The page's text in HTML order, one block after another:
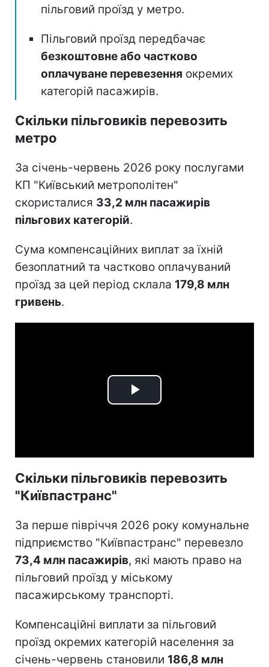
пільговий проїзд у метро.
Пільговий проїзд передбачає
безкоштовне або частково
оплачуване перевезення окремих
категорій пасажирів.
Скільки пільговиків перевозить
метро
За січень-червень 2026 року послугами
КП "Київський метрополітен"
скористалися 33,2 млн пасажирів
пільгових категорій.
Сума компенсаційних виплат за їхній
безоплатний та частково оплачуваний
проїзд за цей період склала 179,8 млн
гривень.
Play
Скільки пільговиків перевозить
"Київпастранс"
За перше півріччя 2026 року комунальне
підприємство "Київпастранс" перевезло
73,4 млн пасажирів, які мають право на
пільговий проїзд у міському
пасажирському транспорті.
Компенсаційні виплати за пільговий
проїзд окремих категорій населення за
січень-червень становили 186,8 млн